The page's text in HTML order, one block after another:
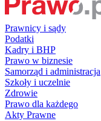
Prawnicy i sądy
Podatki
Kadry i BHP
Prawo w biznesie
Samorząd i administracja
Szkoły i uczelnie
Zdrowie
Prawo dla każdego
Akty Prawne